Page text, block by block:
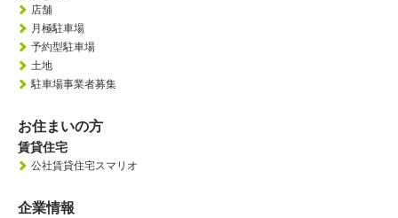
店舗
月極駐車場
予約型駐車場
土地
駐車場事業者募集
お住まいの方
賃貸住宅
公社賃貸住宅スマリオ
企業情報